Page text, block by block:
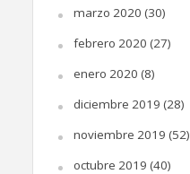
marzo 2020 (30)
febrero 2020 (27)
enero 2020 (8)
diciembre 2019 (28)
noviembre 2019 (52)
octubre 2019 (40)